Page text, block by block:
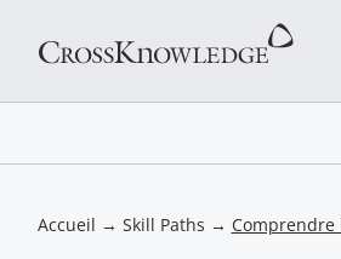
Accueil → Skill Paths →